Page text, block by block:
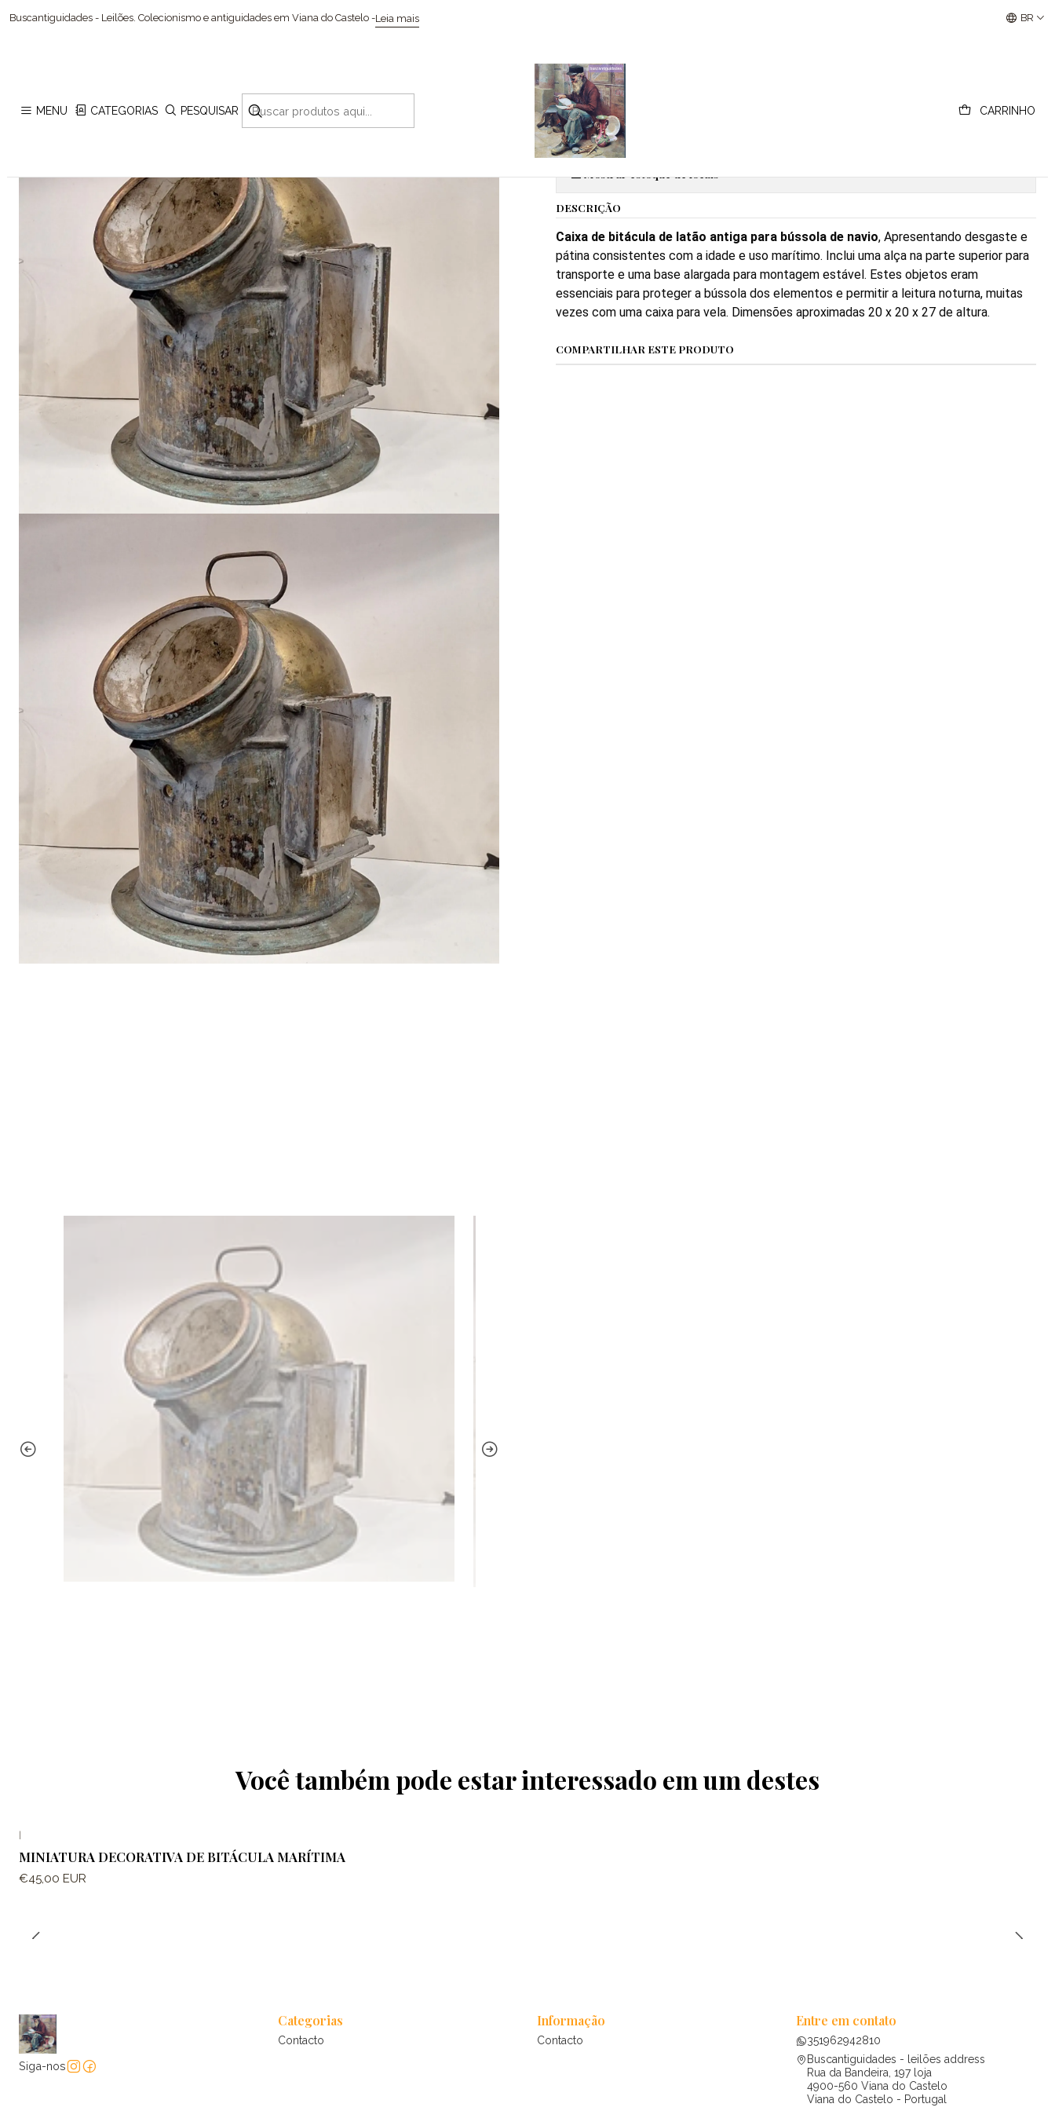
MENU CATEGORIAS PESQUISAR CARRINHO
Buscantiguidades - Leilões. Colecionismo e antiguidades em Viana do Castelo -Leia mais Buscantiguidades - Leilões Colecionismo e BR
Início Coleccionismo / Memorabilia
|
Caixa de Bitácula antiga para bússola
Quantidade
Mostrar estoque de locais
DESCRIÇÃO
Caixa de bitácula de latão antiga para bússola de navio, Apresentando desgaste e
pátina consistentes com a idade e uso marítimo. Inclui uma alça na parte superior para
transporte e uma base alargada para montagem estável. Estes objetos eram
essenciais para proteger a bússola dos elementos e permitir a leitura noturna, muitas
vezes com uma caixa para vela. Dimensões aproximadas 20 x 20 x 27 de altura.
COMPARTILHAR ESTE PRODUTO
Você também pode estar interessado em um destes
|
MINIATURA DECORATIVA DE BITÁCULA MARÍTIMA
€45,00 EUR
Siga-nos
Categorias
Contacto
Informação
Contacto
Entre em contato
351962942810
Buscantiguidades - leilões address
Rua da Bandeira, 197 loja
4900-560 Viana do Castelo
Viana do Castelo - Portugal